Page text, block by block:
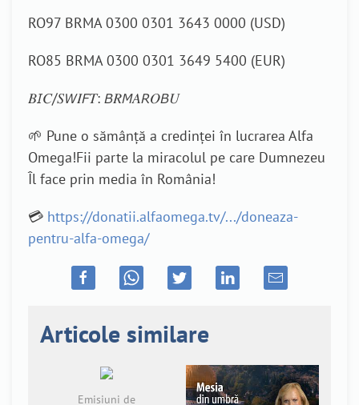
RO97 BRMA 0300 0301 3643 0000 (USD)
RO85 BRMA 0300 0301 3649 5400 (EUR)
𝐵𝘐𝐶/𝑆𝘞𝐼𝘍𝑇: 𝘉𝑅𝘔𝐴𝘙𝑂𝘉𝑈
🌱 Pune o sămânță a credinței în lucrarea Alfa
Omega!Fii parte la miracolul pe care Dumnezeu
Îl face prin media în România!
💳 https://donatii.alfaomega.tv/.../doneaza-
pentru-alfa-omega/
Articole similare
Emisiuni de